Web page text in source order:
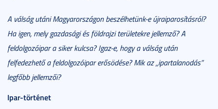
A válság utáni Magyarországon beszélhetünk-e újraiparosításról?
Ha igen, mely gazdasági és földrajzi területekre jellemző? A
feldolgozóipar a siker kulcsa? Igaz-e, hogy a válság után
felfedezhető a feldolgozóipar erősödése? Mik az „ipartalanodás”
legfőbb jellemzői?
Ipar-történet